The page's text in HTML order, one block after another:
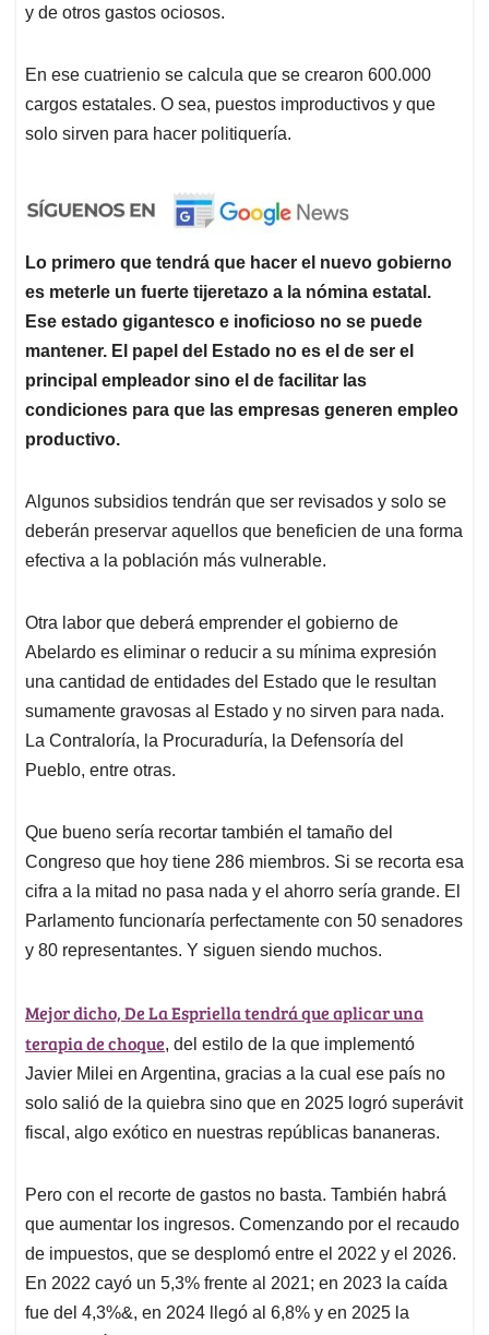
y de otros gastos ociosos.
En ese cuatrienio se calcula que se crearon 600.000
cargos estatales. O sea, puestos improductivos y que
solo sirven para hacer politiquería.
Lo primero que tendrá que hacer el nuevo gobierno
es meterle un fuerte tijeretazo a la nómina estatal.
Ese estado gigantesco e inoficioso no se puede
mantener. El papel del Estado no es el de ser el
principal empleador sino el de facilitar las
condiciones para que las empresas generen empleo
productivo.
Algunos subsidios tendrán que ser revisados y solo se
deberán preservar aquellos que beneficien de una forma
efectiva a la población más vulnerable.
Otra labor que deberá emprender el gobierno de
Abelardo es eliminar o reducir a su mínima expresión
una cantidad de entidades del Estado que le resultan
sumamente gravosas al Estado y no sirven para nada.
La Contraloría, la Procuraduría, la Defensoría del
Pueblo, entre otras.
Que bueno sería recortar también el tamaño del
Congreso que hoy tiene 286 miembros. Si se recorta esa
cifra a la mitad no pasa nada y el ahorro sería grande. El
Parlamento funcionaría perfectamente con 50 senadores
y 80 representantes. Y siguen siendo muchos.
Mejor dicho, De La Espriella tendrá que aplicar una
terapia de choque, del estilo de la que implementó
Javier Milei en Argentina, gracias a la cual ese país no
solo salió de la quiebra sino que en 2025 logró superávit
fiscal, algo exótico en nuestras repúblicas bananeras.
Pero con el recorte de gastos no basta. También habrá
que aumentar los ingresos. Comenzando por el recaudo
de impuestos, que se desplomó entre el 2022 y el 2026.
En 2022 cayó un 5,3% frente al 2021; en 2023 la caída
fue del 4,3%&, en 2024 llegó al 6,8% y en 2025 la